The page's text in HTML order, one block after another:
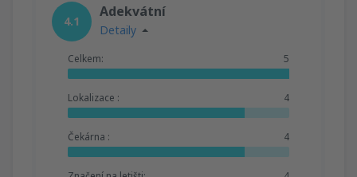
4.1
Adekvátní
Detaily
Celkem: 5
Lokalizace : 4
Čekárna : 4